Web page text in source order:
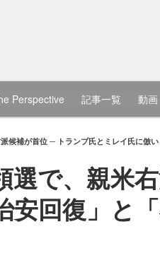
Perspective 記事一覧 動
候補が首位 ─ トランプ氏とミレイ氏に倣
選で、親米
安回復」と